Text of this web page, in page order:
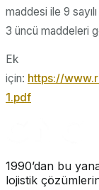
maddesi ile 9
3 üncü maddeleri
Ek
için: https://
1.pdf
1990’dan bu
lojistik